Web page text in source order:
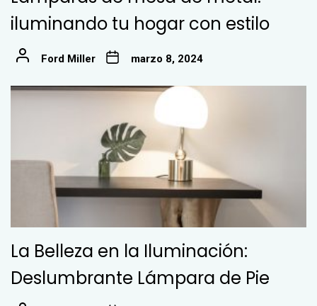
iluminando tu hogar con estilo
Ford Miller marzo 8, 2024
La Belleza en la Iluminación:
Deslumbrante Lámpara de Pie